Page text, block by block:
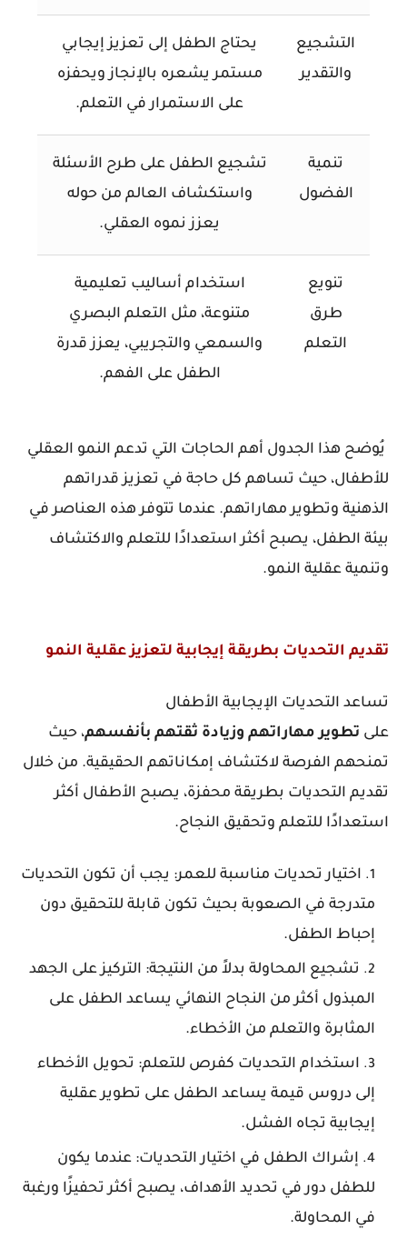
التشجيع
والتقدير
يحتاج الطفل إلى تعزيز إيجابي
مستمر يشعره بالإنجاز ويحفزه
على الاستمرار في التعلم.
تنمية
الفضول
تشجيع الطفل على طرح الأسئلة
واستكشاف العالم من حوله
يعزز نموه العقلي.
تنويع
طرق
التعلم
استخدام أساليب تعليمية
متنوعة، مثل التعلم البصري
والسمعي والتجريبي، يعزز قدرة
الطفل على الفهم.
يُوضح هذا الجدول أهم الحاجات التي تدعم النمو العقلي
للأطفال، حيث تساهم كل حاجة في تعزيز قدراتهم
الذهنية وتطوير مهاراتهم. عندما تتوفر هذه العناصر في
بيئة الطفل، يصبح أكثر استعدادًا للتعلم والاكتشاف
وتنمية عقلية النمو.
تقديم التحديات بطريقة إيجابية لتعزيز عقلية النمو
تساعد التحديات الإيجابية الأطفال
على تطوير مهاراتهم وزيادة ثقتهم بأنفسهم، حيث
تمنحهم الفرصة لاكتشاف إمكاناتهم الحقيقية. من خلال
تقديم التحديات بطريقة محفزة، يصبح الأطفال أكثر
استعدادًا للتعلم وتحقيق النجاح.
اختيار تحديات مناسبة للعمر: يجب أن تكون التحديات
متدرجة في الصعوبة بحيث تكون قابلة للتحقيق دون
إحباط الطفل.
تشجيع المحاولة بدلاً من النتيجة: التركيز على الجهد
المبذول أكثر من النجاح النهائي يساعد الطفل على
المثابرة والتعلم من الأخطاء.
استخدام التحديات كفرص للتعلم: تحويل الأخطاء
إلى دروس قيمة يساعد الطفل على تطوير عقلية
إيجابية تجاه الفشل.
إشراك الطفل في اختيار التحديات: عندما يكون
للطفل دور في تحديد الأهداف، يصبح أكثر تحفيزًا ورغبة
في المحاولة.